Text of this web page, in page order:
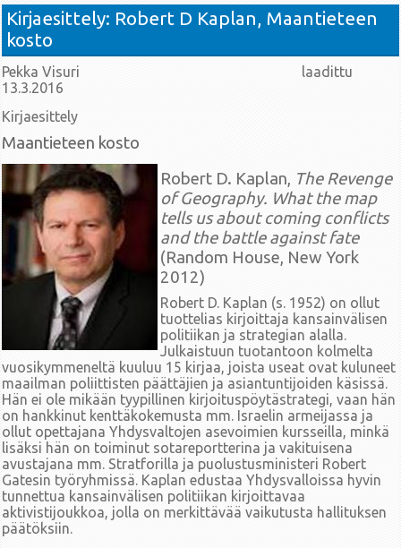
Kirjaesittely: Robert D Kaplan, Maantieteen
kosto
Pekka Visuri laadittu
13.3.2016
Kirjaesittely
Maantieteen kosto
Robert D. Kaplan, The Revenge
of Geography. What the map
tells us about coming conflicts
and the battle against fate
(Random House, New York
2012)
Robert D. Kaplan (s. 1952) on ollut
tuottelias kirjoittaja kansainvälisen
politiikan ja strategian alalla.
Julkaistuun tuotantoon kolmelta
vuosikymmeneltä kuuluu 15 kirjaa, joista useat ovat kuluneet
maailman poliittisten päättäjien ja asiantuntijoiden käsissä.
Hän ei ole mikään tyypillinen kirjoituspöytästrategi, vaan hän
on hankkinut kenttäkokemusta mm. Israelin armeijassa ja
ollut opettajana Yhdysvaltojen asevoimien kursseilla, minkä
lisäksi hän on toiminut sotareportterina ja vakituisena
avustajana mm. Stratforilla ja puolustusministeri Robert
Gatesin työryhmissä. Kaplan edustaa Yhdysvalloissa hyvin
tunnettua kansainvälisen politiikan kirjoittavaa
aktivistijoukkoa, jolla on merkittävää vaikutusta hallituksen
päätöksiin.